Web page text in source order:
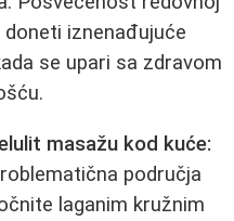
doneti iznenađujuće
se upari sa zdravom
masažu kod kuće:
područja
laganim kružnim